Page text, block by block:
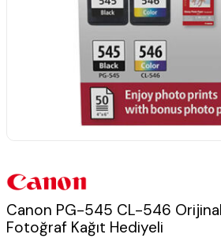
Canon PG-545 CL-546
Fotoğraf Kağıt Hediyeli